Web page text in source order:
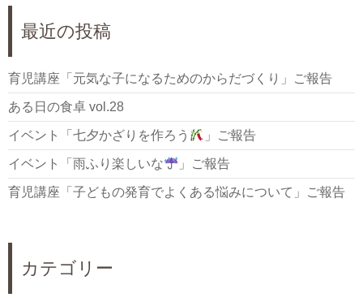
最近の投稿
育児講座「元気な子になるためのからだづくり」ご報告
ある日の食卓 vol.28
イベント「七夕かざりを作ろう 」ご報告
イベント「雨ふり楽しいな 」ご報告
育児講座「子どもの発育でよくある悩みについて」ご報告
カテゴリー